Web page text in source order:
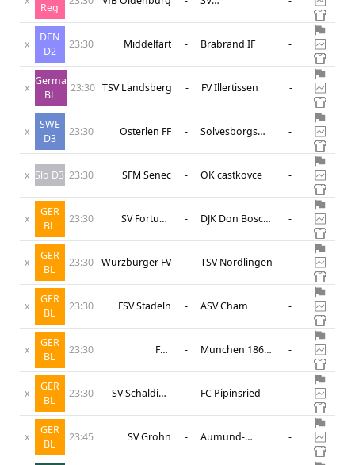
Reg
x
DEN
D2
23:30 Middelfart - Brabrand IF -
x
Germany
BL
23:30 TSV Landsberg - FV Illertissen -
x
SWE
D3
23:30 Osterlen FF -
Solvesborgs
-
x Slo D3 23:30 SFM Senec - OK castkovce -
x
GER
BL
23:30
SV Fortuna
-
DJK Don Bosco
-
x
GER
BL
23:30 Wurzburger FV - TSV Nördlingen -
x
GER
BL
23:30 FSV Stadeln - ASV Cham -
x
GER
BL
23:30
FSV
-
Munchen 1860
-
x
GER
BL
23:30
SV Schalding
- FC Pipinsried -
x
GER
BL
23:45 SV Grohn -
Aumund-
-